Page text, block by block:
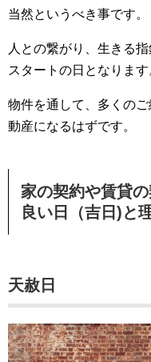
当然というべき事です。
人との繋がり、生きる
スタートの日となります
物件を通して、多くの
動産になるはずです。
家の契約や賃貸
良い日（吉日)と
天赦日